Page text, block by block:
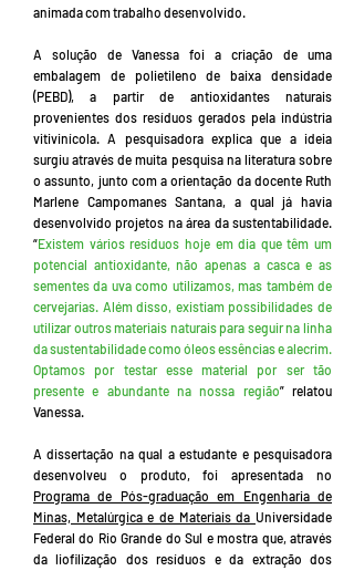
animada com trabalho desenvolvido.
A solução de Vanessa foi a criação de uma
embalagem de polietileno de baixa densidade
(PEBD), a partir de antioxidantes naturais
provenientes dos resíduos gerados pela indústria
vitivinícola. A pesquisadora explica que a ideia
surgiu através de muita pesquisa na literatura sobre
o assunto, junto com a orientação da docente Ruth
Marlene Campomanes Santana, a qual já havia
desenvolvido projetos na área da sustentabilidade.
“Existem vários resíduos hoje em dia que têm um
potencial antioxidante, não apenas a casca e as
sementes da uva como utilizamos, mas também de
cervejarias. Além disso, existiam possibilidades de
utilizar outros materiais naturais para seguir na linha
da sustentabilidade como óleos essências e alecrim.
Optamos por testar esse material por ser tão
presente e abundante na nossa região” relatou
Vanessa.
A dissertação na qual a estudante e pesquisadora
desenvolveu o produto, foi apresentada no
Programa de Pós-graduação em Engenharia de
Minas, Metalúrgica e de Materiais da Universidade
Federal do Rio Grande do Sul e mostra que, através
da liofilização dos resíduos e da extração dos